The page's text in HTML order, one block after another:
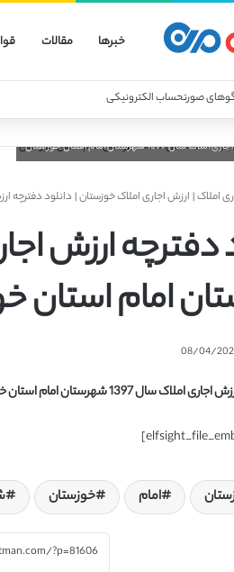
خبرها مقالات
صورتحساب الکترونیکی
شهرستان امام استان خوزستان
املاک| ارزش اجاری املاک خوزستان| دانلود دفترچه ارزش اجاری
امام استان
سال 1397 شهرستان امام استان خوزستان
امام خوزستان